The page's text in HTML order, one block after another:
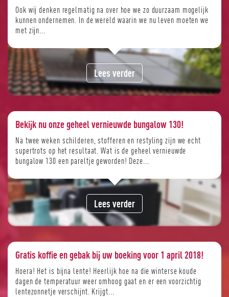
Ook wij denken regelmatig na over hoe we zo duurzaam mogelijk
kunnen ondernemen. In de wereld waarin we nu leven moeten we
met zijn...
Lees verder
Bekijk nu onze geheel vernieuwde bungalow 130!
Na twee weken schilderen, stofferen en restyling zijn we echt
supertrots op het resultaat. Wat is de geheel vernieuwde
bungalow 130 een pareltje geworden! Deze...
Lees verder
Gratis koffie en gebak bij uw boeking voor 1 april 2018!
Hoera! Het is bijna lente! Heerlijk hoe na die winterse koude
dagen de temperatuur weer omhoog gaat en er een voorzichtig
lentezonnetje verschijnt. Krijgt...